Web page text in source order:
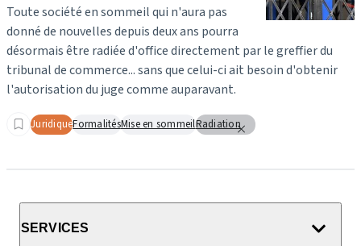
Toute société en sommeil qui n'aura pas
donné de nouvelles depuis deux ans pourra
désormais être radiée d'office directement par le greffier du
tribunal de commerce... sans que celui-ci ait besoin d'obtenir
l'autorisation du juge comme auparavant.
JuridiqueFormalitésMise en sommeilRadiation
SERVICES